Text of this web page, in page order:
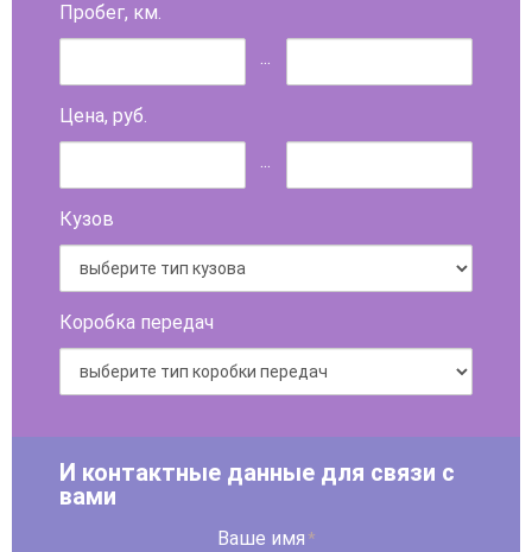
Пробег, км.
...
Цена, руб.
...
Кузов
Коробка передач
И контактные данные для связи с
вами
Ваше имя *